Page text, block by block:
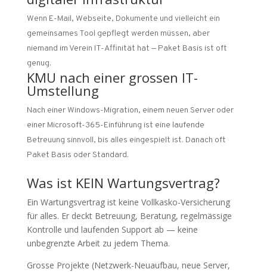
Wenn E-Mail, Webseite, Dokumente und vielleicht ein
gemeinsames Tool gepflegt werden müssen, aber
niemand im Verein IT-Affinität hat — Paket Basis ist oft
genug.
KMU nach einer grossen IT-
Umstellung
Nach einer Windows-Migration, einem neuen Server oder
einer Microsoft-365-Einführung ist eine laufende
Betreuung sinnvoll, bis alles eingespielt ist. Danach oft
Paket Basis oder Standard.
Was ist KEIN Wartungsvertrag?
Ein Wartungsvertrag ist keine Vollkasko-Versicherung
für alles. Er deckt Betreuung, Beratung, regelmässige
Kontrolle und laufenden Support ab — keine
unbegrenzte Arbeit zu jedem Thema.
Grosse Projekte (Netzwerk-Neuaufbau, neue Server,